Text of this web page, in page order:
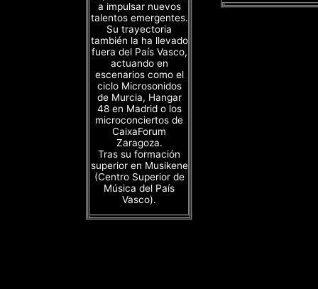
a impulsar nuevos
talentos emergentes.
Su trayectoria
también la ha llevado
fuera del País Vasco,
actuando en
escenarios como el
ciclo Microsonidos
de Murcia, Hangar
48 en Madrid o los
microconciertos de
CaixaForum
Zaragoza.
Tras su formación
superior en Musikene
(Centro Superior de
Música del País
Vasco).